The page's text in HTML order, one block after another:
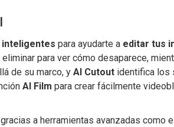
para ayudarte a editar tus
para ver cómo desaparece,
de su marco, y AI Cutoutidentifica los
AI Film para crear fácilmente
a herramientas avanzadas como